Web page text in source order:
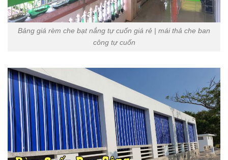
Bảng giá rèm che bạt nắng tự cuốn giá rẻ | mái thả che ban
công tự cuốn